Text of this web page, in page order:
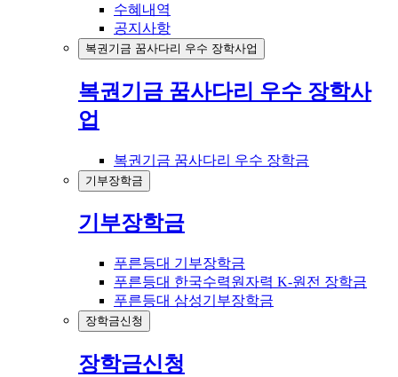
수혜내역
공지사항
복권기금 꿈사다리 우수 장학사업
복권기금 꿈사다리 우수 장학사
업
복권기금 꿈사다리 우수 장학금
기부장학금
기부장학금
푸른등대 기부장학금
푸른등대 한국수력원자력 K-원전 장학금
푸른등대 삼성기부장학금
장학금신청
장학금신청